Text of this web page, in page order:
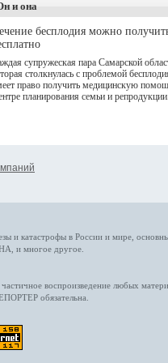
мотивам одноименного
исполнили Артем
Полина Гухман,
Устимова, Олег
Святослав Рогожан,
Режиссер-постановщик
снова здравствуйте!").
и она
бесплодия можно
супружеская пара Самарской
столкнулась с проблемой
право получить медицинскую
планирования семьи и репродукции.
и катастрофы в России и мире ,
, и многое другое
воспроизведение любых
обязательна.